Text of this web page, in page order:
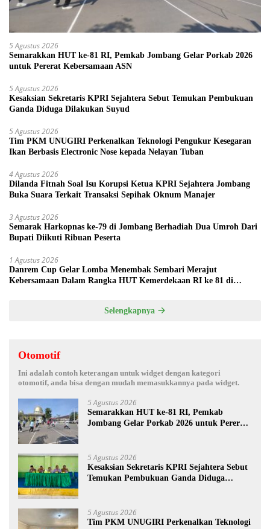
5 Agustus 2026
Semarakkan HUT ke-81 RI, Pemkab Jombang Gelar Porkab 2026
untuk Pererat Kebersamaan ASN
5 Agustus 2026
Kesaksian Sekretaris KPRI Sejahtera Sebut Temukan Pembukuan
Ganda Diduga Dilakukan Suyud
5 Agustus 2026
Tim PKM UNUGIRI Perkenalkan Teknologi Pengukur Kesegaran
Ikan Berbasis Electronic Nose kepada Nelayan Tuban
4 Agustus 2026
Dilanda Fitnah Soal Isu Korupsi Ketua KPRI Sejahtera Jombang
Buka Suara Terkait Transaksi Sepihak Oknum Manajer
3 Agustus 2026
Semarak Harkopnas ke-79 di Jombang Berhadiah Dua Umroh Dari
Bupati Diikuti Ribuan Peserta
1 Agustus 2026
Danrem Cup Gelar Lomba Menembak Sembari Merajut
Kebersamaan Dalam Rangka HUT Kemerdekaan RI ke 81 di
Selengkapnya
Otomotif
Ini adalah contoh keterangan untuk widget dengan kategori
otomotif, anda bisa dengan mudah memasukkannya pada widget.
5 Agustus 2026
Semarakkan HUT ke-81 RI, Pemkab
Jombang Gelar Porkab 2026 untuk Pererat
5 Agustus 2026
Kesaksian Sekretaris KPRI Sejahtera Sebut
Temukan Pembukuan Ganda Diduga
5 Agustus 2026
Tim PKM UNUGIRI Perkenalkan Teknologi